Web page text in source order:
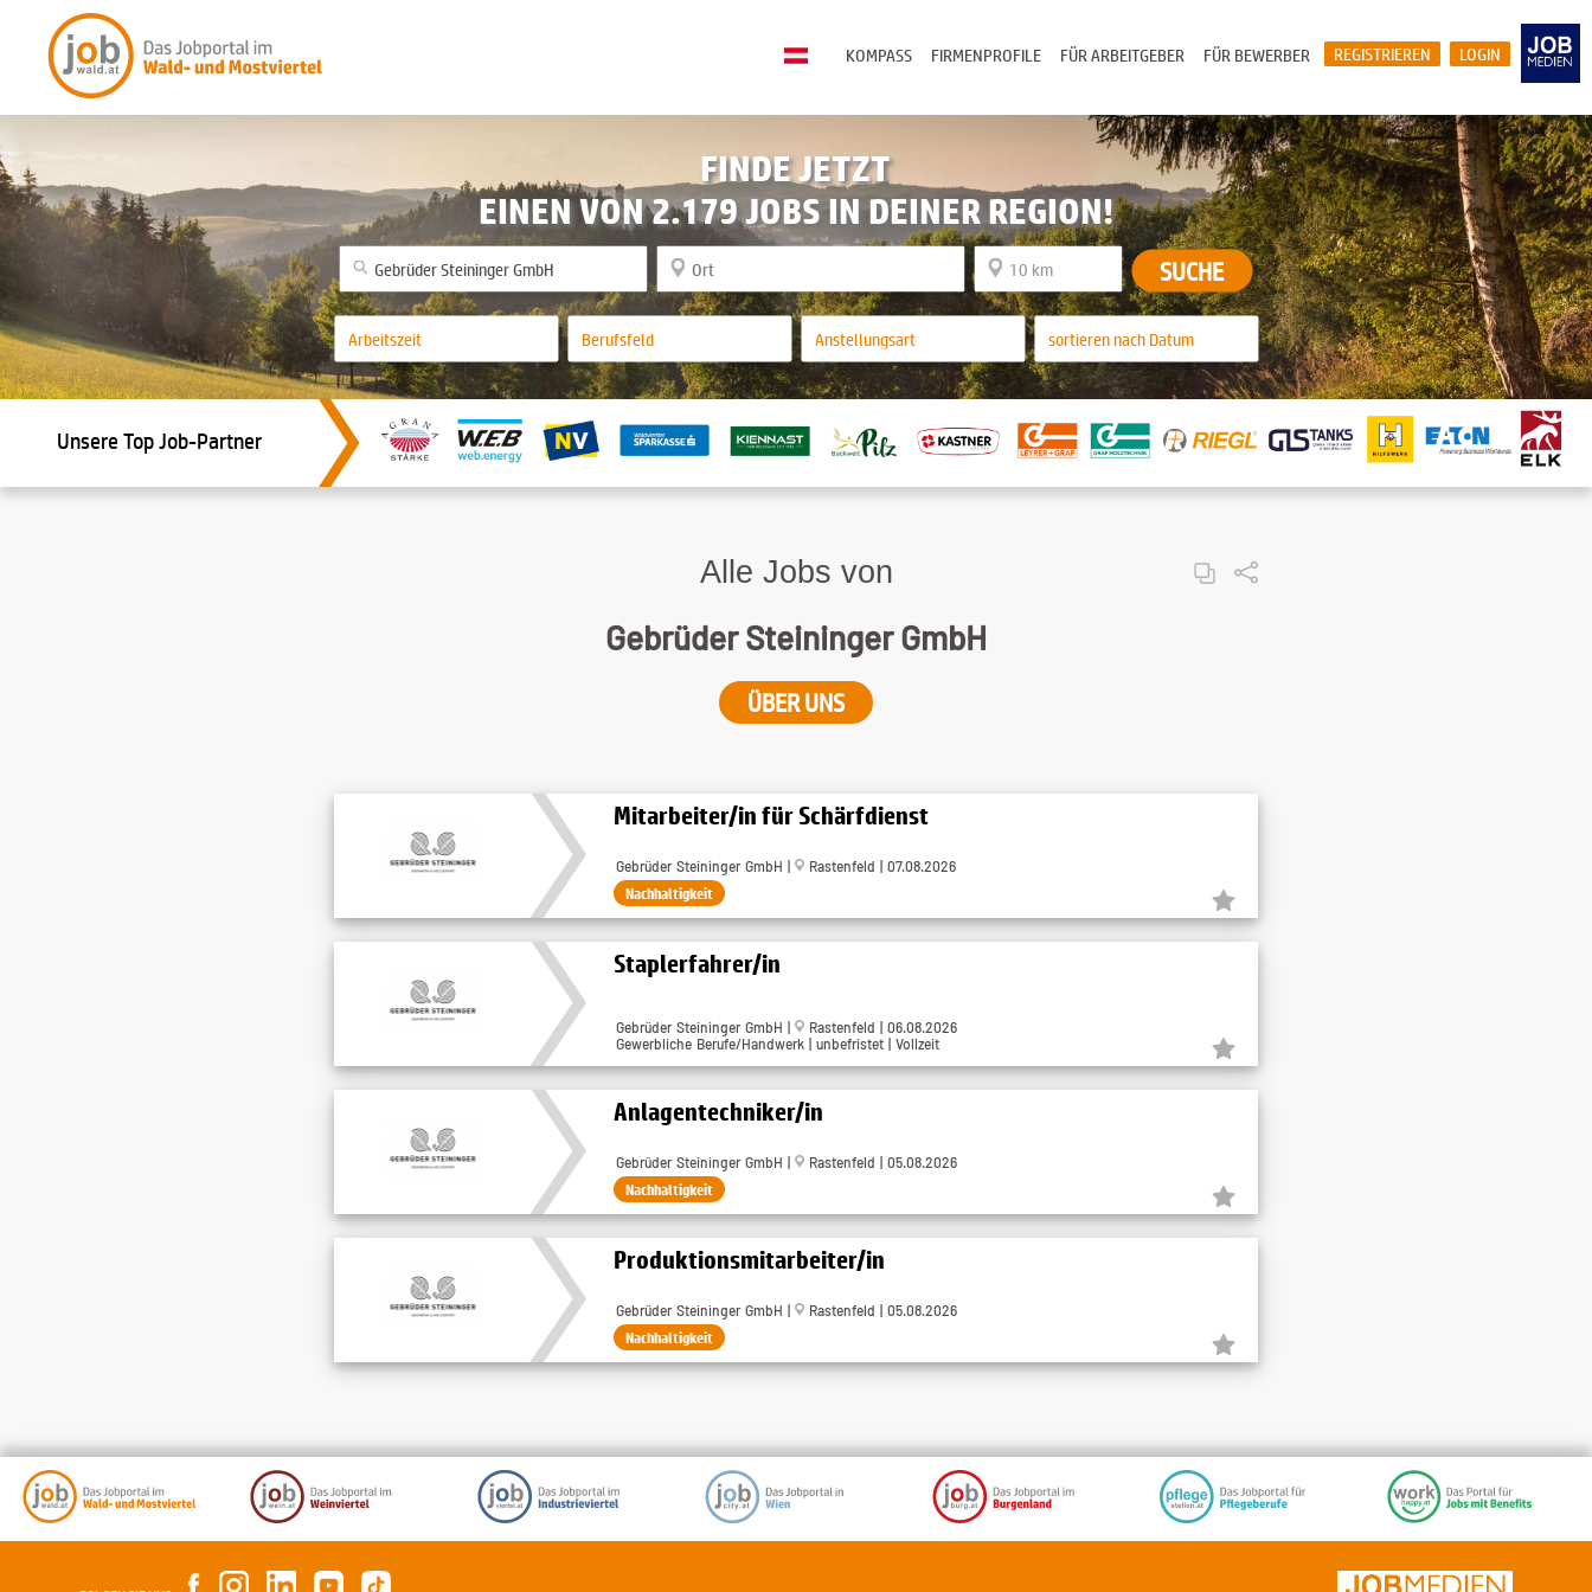
LOGIN
REGISTRIEREN
FÜR BEWERBER
FÜR ARBEITGEBER
FIRMENPROFILE
KOMPASS
FINDE JETZT
EINEN VON 2.179 JOBS IN DEINER REGION!
SUCHE
Unsere Top Job-Partner
Alle Jobs von
Gebrüder Steininger GmbH
ÜBER UNS
Mitarbeiter/in für Schärfdienst
Gebrüder Steininger GmbH | Rastenfeld | 07.08.2026
Nachhaltigkeit
Staplerfahrer/in
Gebrüder Steininger GmbH |
Rastenfeld | 06.08.2026
Gewerbliche Berufe/Handwerk | unbefristet | Vollzeit
Anlagentechniker/in
Gebrüder Steininger GmbH | Rastenfeld | 05.08.2026
Nachhaltigkeit
Produktionsmitarbeiter/in
Gebrüder Steininger GmbH | Rastenfeld | 05.08.2026
Nachhaltigkeit